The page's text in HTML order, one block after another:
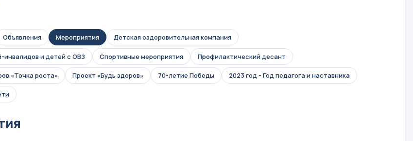
Объявления Мероприятия Детская оздоровительная компания
инвалидов и детей с ОВЗ Спортивные мероприятия Профилактический десант
«Точка роста» Проект «Будь здоров» 70-летие Победы 2023 год - Год педагога и наставника